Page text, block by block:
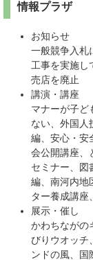
情報プラザ
お知らせ
一般競争入札
工事を実施し
売店を廃止
講演・講座
マナーが子
ない、外国人
編、安心・安
会公開講座、
セミナー、
編、南河内地
ター養成講座
展示・催し
かわちながの
びりウオッチ
ンドの風、国